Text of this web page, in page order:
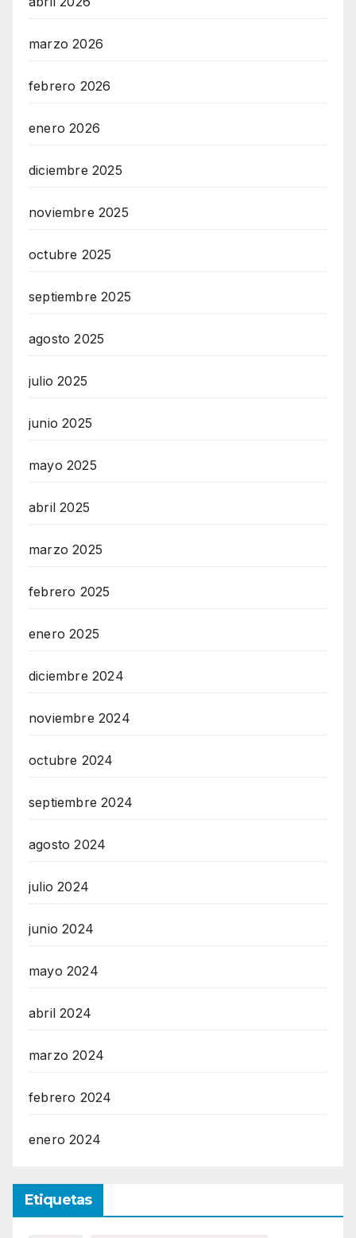
marzo 2026
febrero 2026
enero 2026
diciembre 2025
noviembre 2025
octubre 2025
septiembre 2025
agosto 2025
julio 2025
junio 2025
mayo 2025
abril 2025
marzo 2025
febrero 2025
enero 2025
diciembre 2024
noviembre 2024
octubre 2024
septiembre 2024
agosto 2024
julio 2024
junio 2024
mayo 2024
abril 2024
marzo 2024
febrero 2024
enero 2024
Etiquetas